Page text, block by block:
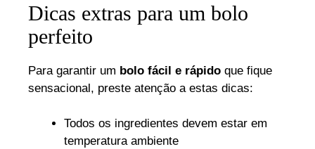
Dicas extras para um bolo
perfeito
Para garantir um bolo fácil e rápido que fique
sensacional, preste atenção a estas dicas:
Todos os ingredientes devem estar em
temperatura ambiente